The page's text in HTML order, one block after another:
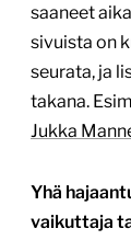
saaneet
sivuista on
seurata, ja
takana.
Jukka
Yhä
vaikuttaja